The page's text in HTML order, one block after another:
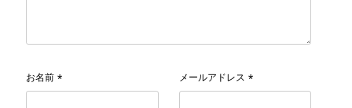
お名前 * メールアドレス *